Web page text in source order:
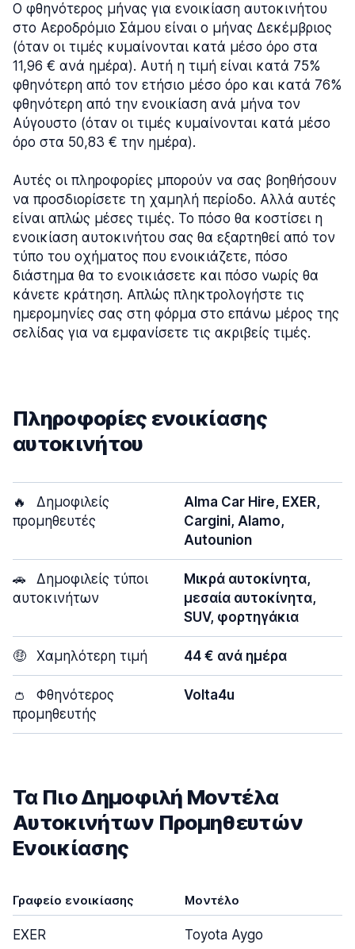
Ο φθηνότερος μήνας για ενοικίαση αυτοκινήτου
στο Αεροδρόμιο Σάμου είναι ο μήνας Δεκέμβριος
(όταν οι τιμές κυμαίνονται κατά μέσο όρο στα
11,96 € ανά ημέρα). Αυτή η τιμή είναι κατά 75%
φθηνότερη από τον ετήσιο μέσο όρο και κατά 76%
φθηνότερη από την ενοικίαση ανά μήνα τον
Αύγουστο (όταν οι τιμές κυμαίνονται κατά μέσο
όρο στα 50,83 € την ημέρα).
Αυτές οι πληροφορίες μπορούν να σας βοηθήσουν
να προσδιορίσετε τη χαμηλή περίοδο. Αλλά αυτές
είναι απλώς μέσες τιμές. Το πόσο θα κοστίσει η
ενοικίαση αυτοκινήτου σας θα εξαρτηθεί από τον
τύπο του οχήματος που ενοικιάζετε, πόσο
διάστημα θα το ενοικιάσετε και πόσο νωρίς θα
κάνετε κράτηση. Απλώς πληκτρολογήστε τις
ημερομηνίες σας στη φόρμα στο επάνω μέρος της
σελίδας για να εμφανίσετε τις ακριβείς τιμές.
Πληροφορίες ενοικίασης
αυτοκινήτου
🔥
Δημοφιλείς
προμηθευτές
Alma Car Hire, EXER,
Cargini, Alamo,
Autounion
🚗
Δημοφιλείς τύποι
αυτοκινήτων
Μικρά αυτοκίνητα,
μεσαία αυτοκίνητα,
SUV, φορτηγάκια
🤑 Χαμηλότερη τιμή 44 € ανά ημέρα
👛
Φθηνότερος
προμηθευτής
Volta4u
Τα Πιο Δημοφιλή Μοντέλα
Αυτοκινήτων Προμηθευτών
Ενοικίασης
Γραφείο ενοικίασης Μοντέλο
EXER Toyota Aygo